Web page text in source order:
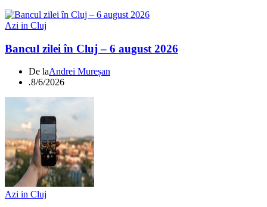
Azi in Cluj
Bancul zilei în Cluj – 6 august 2026
De laAndrei Mureșan
.8/6/2026
Azi in Cluj